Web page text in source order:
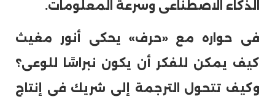
الذكاء الاصطناعى وسرعة المعلومات.
فى حواره مع «حرف» يحكى أنور مغيث
كيف يمكن للفكر أن يكون نبراسًا للوعى؟
وكيف تتحول الترجمة إلى شريك فى إنتاج